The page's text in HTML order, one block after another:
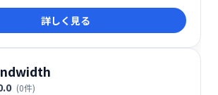
詳しく見る
(0件)